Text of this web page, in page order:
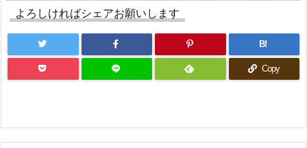
よろしければシェアお願いします
B!
Copy